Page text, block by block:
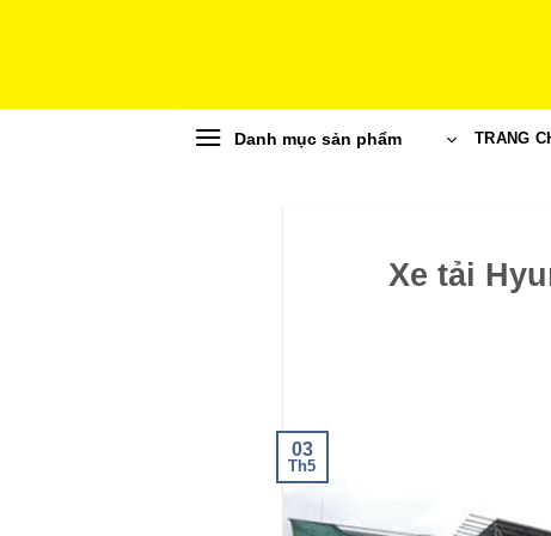
Danh mục sản phẩm TRANG
Xe tải
03
Th5